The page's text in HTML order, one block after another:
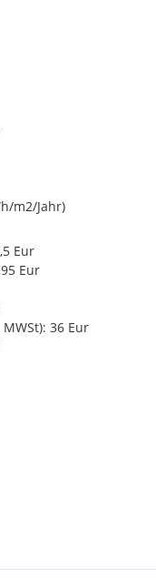
m2/Jahr)
Eur
Eur
36 Eur